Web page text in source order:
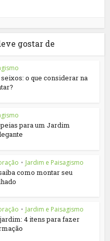
gostar de
o que considerar na
para um Jardim
• Jardim e Paisagismo
como montar seu
• Jardim e Paisagismo
4 itens para fazer